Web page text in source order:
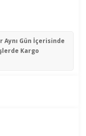
Aynı Gün İçerisinde
Kargo